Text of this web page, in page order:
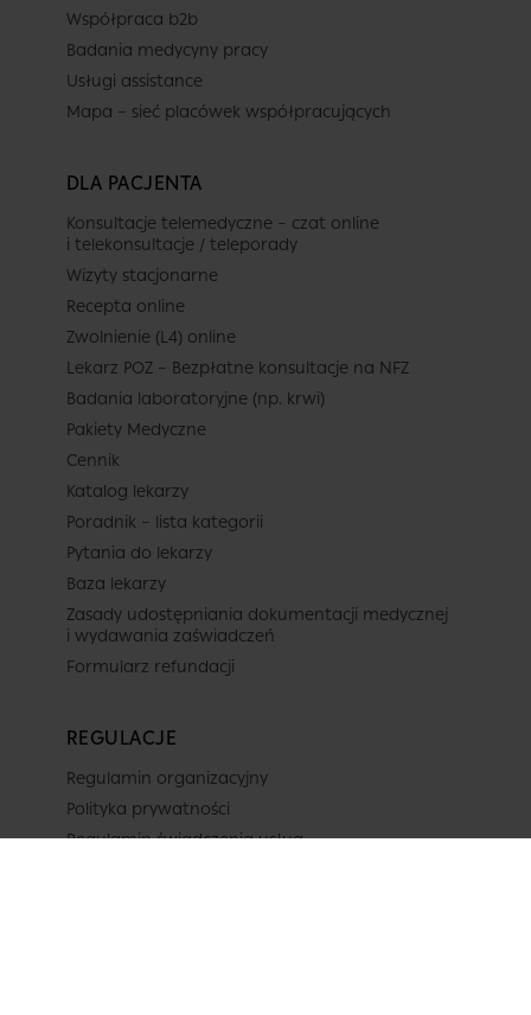
Współpraca b2b
Badania medycyny pracy
Usługi assistance
Mapa – sieć placówek współpracujących
DLA PACJENTA
Konsultacje telemedyczne – czat online
i telekonsultacje / teleporady
Wizyty stacjonarne
Recepta online
Zwolnienie (L4) online
Lekarz POZ – Bezpłatne konsultacje na NFZ
Badania laboratoryjne (np. krwi)
Pakiety Medyczne
Cennik
Katalog lekarzy
Poradnik – lista kategorii
Pytania do lekarzy
Baza lekarzy
Zasady udostępniania dokumentacji medycznej
i wydawania zaświadczeń
Formularz refundacji
REGULACJE
Regulamin organizacyjny
Polityka prywatności
Regulamin świadczenia usług